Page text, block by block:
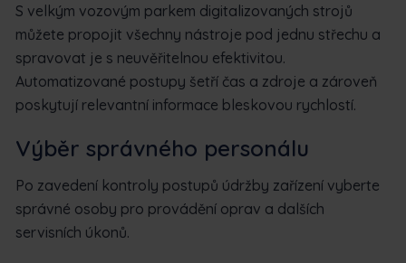
S velkým vozovým parkem digitalizovaných strojů
můžete propojit všechny nástroje pod jednu střechu a
spravovat je s neuvěřitelnou efektivitou.
Automatizované postupy šetří čas a zdroje a zároveň
poskytují relevantní informace bleskovou rychlostí.
Výběr správného personálu
Po zavedení kontroly postupů údržby zařízení vyberte
správné osoby pro provádění oprav a dalších
servisních úkonů.